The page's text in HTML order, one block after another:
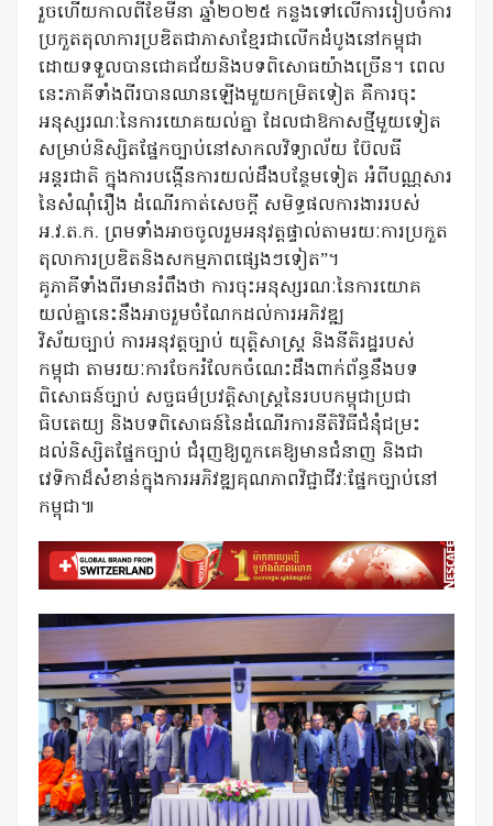
រួចហើយកាលពីខែមីនា ឆ្នាំ២០២៥ កន្លងទៅលើការរៀបចំការ
ប្រកួតតុលាការប្រឌិតជាភាសាខ្មែរជាលើកដំបូងនៅកម្ពុជា
ដោយទទួលបានជោគជ័យនិងបទពិសោធយ៉ាងច្រើន។ ពេល
នេះភាគីទាំងពីរបានឈានឡើងមួយកម្រិតទៀត គឺការចុះ
អនុស្សរណៈនៃការយោគយល់គ្នា ដែលជាឱកាសថ្មីមួយទៀត
សម្រាប់និស្សិតផ្នែកច្បាប់នៅសាកលវិទ្យាល័យ ប៊ែលធី
អន្តរជាតិ ក្នុងការបង្កើនការយល់ដឹងបន្ថែមទៀត អំពីបណ្ណសារ
នៃសំណុំរឿង ដំណើរកាត់សេចក្តី សមិទ្ធផលការងាររបស់
អ.វ.ត.ក. ព្រមទាំងអាចចូលរួមអនុវត្តផ្ទាល់តាមរយៈការប្រកួត
តុលាការប្រឌិតនិងសកម្មភាពផ្សេងៗទៀត”។
គូភាគីទាំងពីរមានរំពឹងថា ការចុះអនុស្សរណៈនៃការយោគ
យល់គ្នានេះនឹងអាចរួមចំណែកដល់ការអភិវឌ្ឍ
វិស័យច្បាប់ ការអនុវត្តច្បាប់ យុត្តិសាស្រ្ត និងនីតិរដ្ឋរបស់
កម្ពុជា តាមរយៈការចែករំលែកចំណេះដឹងពាក់ព័ន្ធនឹងបទ
ពិសោធន៍ច្បាប់ សច្ចធម៌ប្រវតិ្តសាស្ត្រនៃរបបកម្ពុជាប្រជា
ធិបតេយ្យ និងបទពិសោធន៍នៃដំណើរការនីតិវិធីជំនុំជម្រះ
ដល់និស្សិតផ្នែកច្បាប់ ជំរុញឱ្យពួកគេឱ្យមានជំនាញ និងជា
វេទិកាដ៏សំខាន់ក្នុងការអភិវឌ្ឍគុណភាពវិជ្ជាជីវៈផ្នែកច្បាប់នៅ
កម្ពុជា៕